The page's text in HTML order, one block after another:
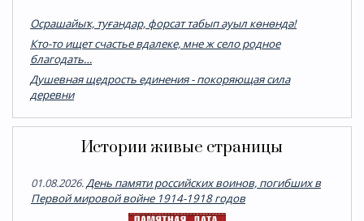
Осрашайыҡ, туғандар, форсат табып ауыл көнөндә!
Кто-то ищет счастье вдалеке, мне ж село родное
благодать…
Душевная щедрость единения - покоряющая сила
деревни
Истории живые страницы
01.08.2026.День памяти российских воинов, погибших в
Первой мировой войне 1914-1918 годов